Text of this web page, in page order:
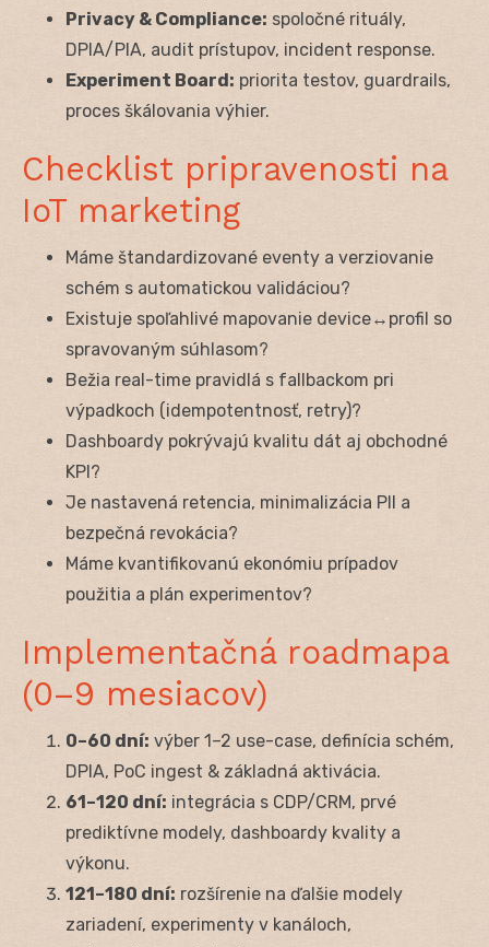
Privacy & Compliance: spoločné rituály,
DPIA/PIA, audit prístupov, incident response.
Experiment Board: priorita testov, guardrails,
proces škálovania výhier.
Checklist pripravenosti na
IoT marketing
Máme štandardizované eventy a verziovanie
schém s automatickou validáciou?
Existuje spoľahlivé mapovanie device↔profil so
spravovaným súhlasom?
Bežia real-time pravidlá s fallbackom pri
výpadkoch (idempotentnosť, retry)?
Dashboardy pokrývajú kvalitu dát aj obchodné
KPI?
Je nastavená retencia, minimalizácia PII a
bezpečná revokácia?
Máme kvantifikovanú ekonómiu prípadov
použitia a plán experimentov?
Implementačná roadmapa
(0–9 mesiacov)
0–60 dní: výber 1–2 use-case, definícia schém,
DPIA, PoC ingest & základná aktivácia.
61–120 dní: integrácia s CDP/CRM, prvé
prediktívne modely, dashboardy kvality a
výkonu.
121–180 dní: rozšírenie na ďalšie modely
zariadení, experimenty v kanáloch,